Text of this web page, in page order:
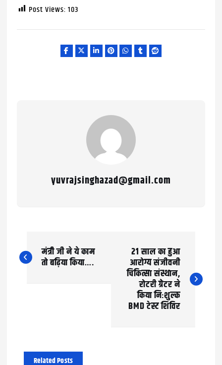
Post Views: 103
yuvrajsinghazad@gmail.com
o
v
मंत्री जी ने ये काम
तो बढ़िया किया….
21 साल का हुआ
आरोग्य संजीवनी
चिकित्सा संस्थान,
रोटरी ग्रेटर ने
किया निःशुल्क
BMD टेस्ट शिविर
Related Posts